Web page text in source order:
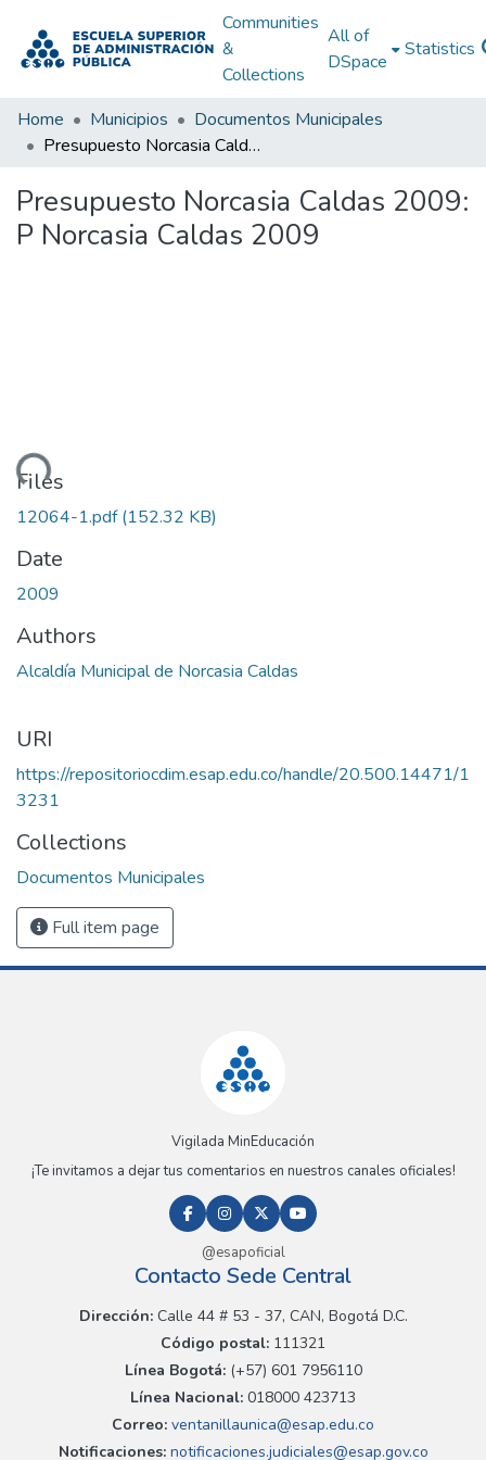
Communities
&
Collections
All of
DSpace
Statistics
Home Municipios
Documentos Municipales
Presupuesto Norcasia Caldas 2009: P Norcasia Caldas 2009
Presupuesto Norcasia Caldas 2009:
P Norcasia Caldas 2009
Files
12064-1.pdf(152.32 KB)
Date
2009
Authors
Alcaldía Municipal de Norcasia Caldas
URI
https://repositoriocdim.esap.edu.co/handle/20.500.14471/1
3231
Collections
Documentos Municipales
Full item page
Vigilada MinEducación
¡Te invitamos a dejar tus comentarios en nuestros canales oficiales!
@esapoficial
Contacto Sede Central
Dirección:Calle 44 # 53 - 37, CAN, Bogotá D.C.
Código postal: 111321
Línea Bogotá:(+57) 601 7956110
Línea Nacional: 018000 423713
Correo: ventanillaunica@esap.edu.co
Notificaciones:notificaciones.judiciales@esap.gov.co